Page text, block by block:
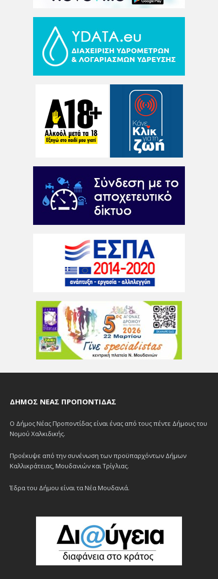
ΔΉΜΟΣ ΝΈΑΣ ΠΡΟΠΟΝΤΊΔΑΣ
Ο Δήμος Νέας Προποντίδας είναι ένας από τους πέντε Δήμους του
Νομού Χαλκιδικής.
Προέκυψε από την συνένωση των προϋπαρχόντων Δήμων
Καλλικράτειας, Μουδανιών και Τρίγλιας.
Έδρα του Δήμου είναι τα Νέα Μουδανιά.